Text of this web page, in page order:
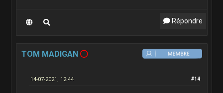
Répondre
TOM MADIGAN
#14
14-07-2021, 12:44